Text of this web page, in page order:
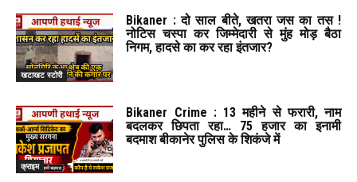
खटाखट स्टोरी
Bikaner : दो साल बीते, खतरा जस का तस !
नोटिस चस्पा कर जिम्मेदारी से मुंह मोड़ बैठा
निगम, हादसे का कर रहा इंतजार?
क्राइम
Bikaner Crime : 13 महीने से फरारी, नाम
बदलकर छिपता रहा… 75 हजार का इनामी
बदमाश बीकानेर पुलिस के शिकंजे में